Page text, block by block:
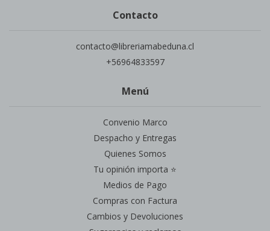
Contacto
contacto@libreriamabeduna.cl
+56964833597
Menú
Convenio Marco
Despacho y Entregas
Quienes Somos
Tu opinión importa ⭐
Medios de Pago
Compras con Factura
Cambios y Devoluciones